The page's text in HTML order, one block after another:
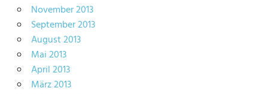
November 2013
September 2013
August 2013
Mai 2013
April 2013
März 2013